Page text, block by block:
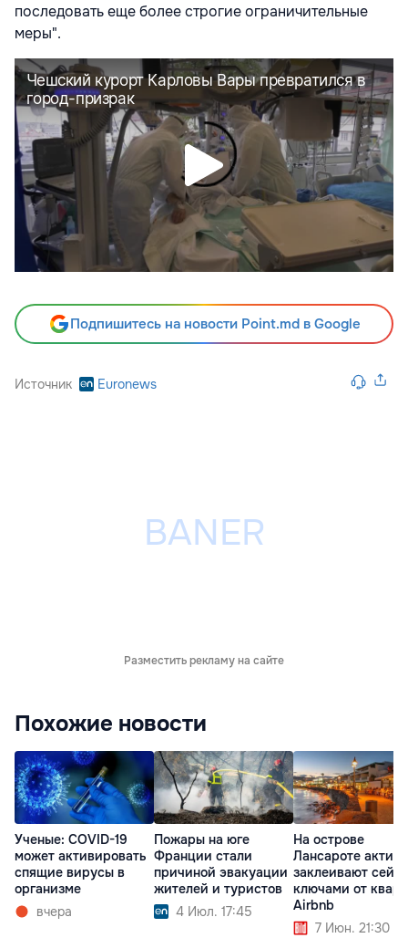
последовать еще более строгие ограничительные
меры".
Подпишитесь на новости Point.md в Google
Источник Euronews
Разместить рекламу на сайте
Похожие новости
Ученые: COVID-19
может активировать
спящие вирусы в
организме
вчера
Пожары на юге
Франции стали
причиной эвакуации
жителей и туристов
4 Июл. 17:45
На острове
Лансароте
заклеивают
ключами от
Airbnb
7 Июн. 21:30